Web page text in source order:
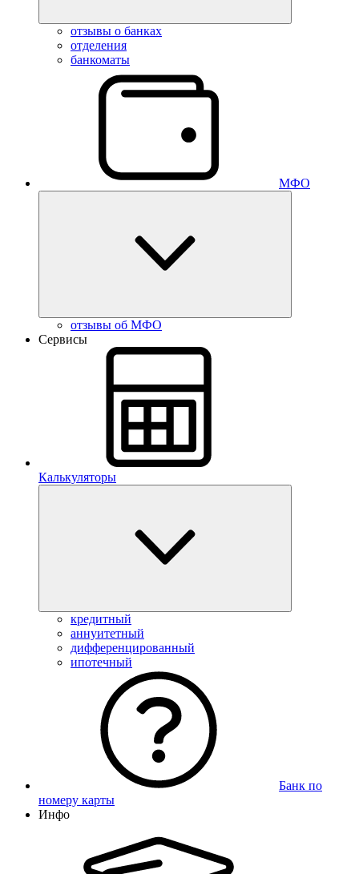
отзывы о банках
отделения
банкоматы
МФО
отзывы об МФО
Сервисы
Калькуляторы
кредитный
аннуитетный
дифференцированный
ипотечный
Банк по
номеру карты
Инфо